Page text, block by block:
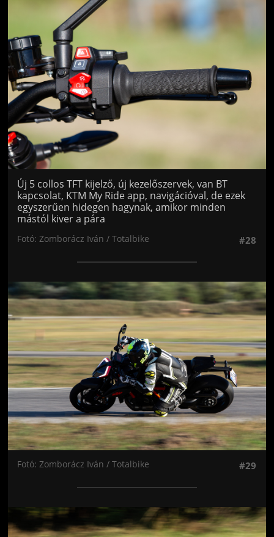
Jön még kép!
Új 5 collos TFT kijelző, új kezelőszervek, van BT
kapcsolat, KTM My Ride app, navigációval, de ezek
egyszerűen hidegen hagynak, amikor minden
mástól kiver a pára
Fotó: Zomborácz Iván / Totalbike #28
Jön még kép!
Fotó: Zomborácz Iván / Totalbike #29
Jön még kép!